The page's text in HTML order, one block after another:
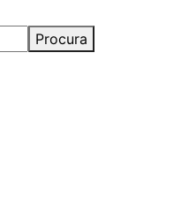
Procura